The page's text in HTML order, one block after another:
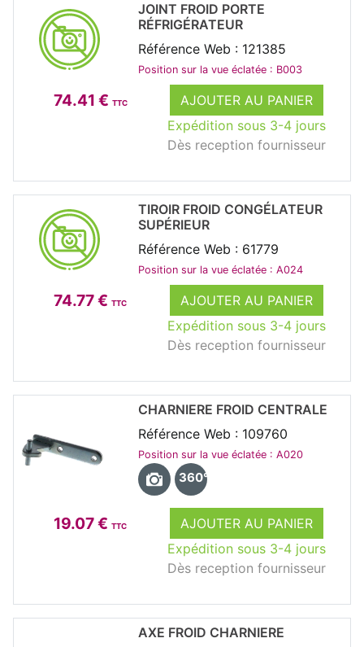
74.41 € TTC
AJOUTER AU PANIER
Expédition sous 3-4 jours
Dès reception fournisseur
JOINT FROID PORTE
RÉFRIGÉRATEUR
Référence Web : 121385
Position sur la vue éclatée : B003
74.77 € TTC
AJOUTER AU PANIER
Expédition sous 3-4 jours
Dès reception fournisseur
TIROIR FROID CONGÉLATEUR
SUPÉRIEUR
Référence Web : 61779
Position sur la vue éclatée : A024
19.07 € TTC
AJOUTER AU PANIER
Expédition sous 3-4 jours
Dès reception fournisseur
CHARNIERE FROID CENTRALE
Référence Web : 109760
Position sur la vue éclatée : A020
360°
AXE FROID CHARNIERE